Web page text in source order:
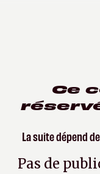
Ce
La suite dépend
Pas de